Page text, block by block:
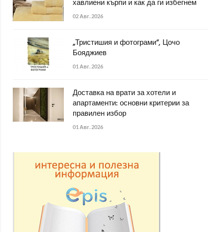
хавлиени кърпи и как да ги избегнем
02 Авг. 2026
„Тристишия и фотограми“, Цочо
Бояджиев
01 Авг. 2026
Доставка на врати за хотели и
апартаменти: основни критерии за
правилен избор
01 Авг. 2026